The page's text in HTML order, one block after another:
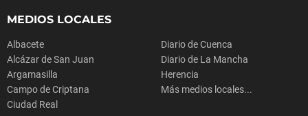
MEDIOS LOCALES
Albacete
Alcázar de San Juan
Argamasilla
Campo de Criptana
Ciudad Real
Diario de Cuenca
Diario de La Mancha
Herencia
Más medios locales...